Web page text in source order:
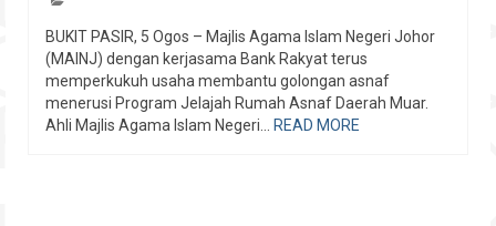
BUKIT PASIR, 5 Ogos – Majlis Agama Islam Negeri Johor
(MAINJ) dengan kerjasama Bank Rakyat terus
memperkukuh usaha membantu golongan asnaf
menerusi Program Jelajah Rumah Asnaf Daerah Muar.
Ahli Majlis Agama Islam Negeri...
READ MORE